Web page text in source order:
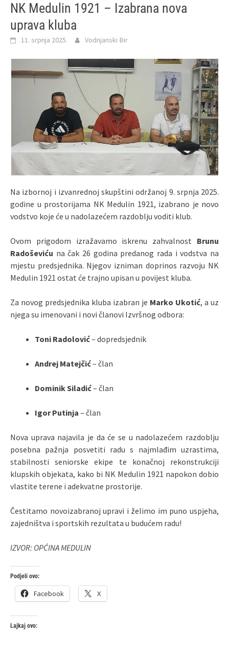
NK Medulin 1921 – Izabrana nova
uprava kluba
11. srpnja 2025. Vodnjanski Đir
Na izbornoj i izvanrednoj skupštini održanoj 9. srpnja 2025.
godine u prostorijama NK Medulin 1921, izabrano je novo
vodstvo koje će u nadolazećem razdoblju voditi klub.
Ovom prigodom izražavamo iskrenu zahvalnost Brunu
Radoševiću na čak 26 godina predanog rada i vodstva na
mjestu predsjednika. Njegov izniman doprinos razvoju NK
Medulin 1921 ostat će trajno upisan u povijest kluba.
Za novog predsjednika kluba izabran je Marko Ukotić, a uz
njega su imenovani i novi članovi Izvršnog odbora:
Toni Radolović– dopredsjednik
Andrej Matejčić– član
Dominik Siladić– član
Igor Putinja – član
Nova uprava najavila je da će se u nadolazećem razdoblju
posebna pažnja posvetiti radu s najmlađim uzrastima,
stabilnosti seniorske ekipe te konačnoj rekonstrukciji
klupskih objekata, kako bi NK Medulin 1921 napokon dobio
vlastite terene i adekvatne prostorije.
Čestitamo novoizabranoj upravi i želimo im puno uspjeha,
zajedništva i sportskih rezultata u budućem radu!
IZVOR: OPĆINA MEDULIN
Podjeli ovo:
Facebook X
Lajkaj ovo: